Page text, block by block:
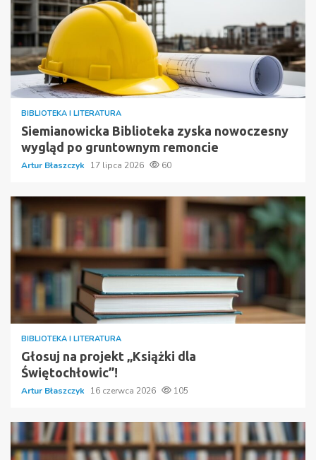
BIBLIOTEKA I LITERATURA
Siemianowicka Biblioteka zyska nowoczesny
wygląd po gruntownym remoncie
Artur Błaszczyk 17 lipca 2026 60
BIBLIOTEKA I LITERATURA
Głosuj na projekt „Książki dla
Świętochłowic”!
Artur Błaszczyk 16 czerwca 2026 105